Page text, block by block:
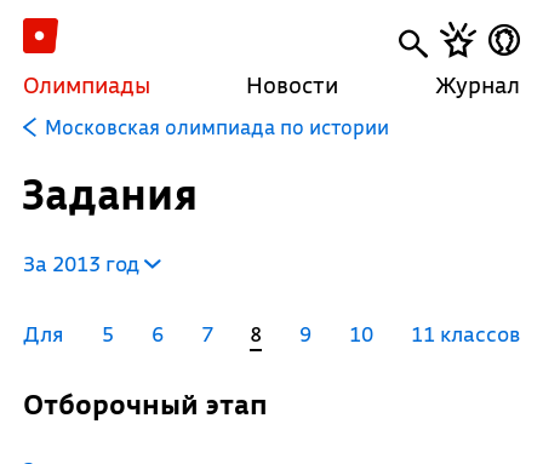
Олимпиады Новости Журнал
Московская олимпиада по истории
Задания
За 2013 год
Для 5 6 7 8 9 10 11 классов
Отборочный этап